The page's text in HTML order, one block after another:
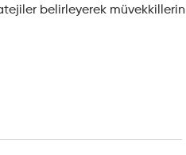
belirleyerek